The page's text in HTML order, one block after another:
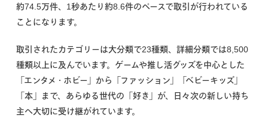
約74.5万件、1秒あたり約8.6件のペースで取引が行われている
ことになります。
取引されたカテゴリーは大分類で23種類、詳細分類では8,500
種類以上に及んでいます。ゲームや推し活グッズを中心とした
「エンタメ・ホビー」から「ファッション」「ベビーキッズ」
「本」まで、あらゆる世代の「好き」が、日々次の新しい持ち
主へ大切に受け継がれています。